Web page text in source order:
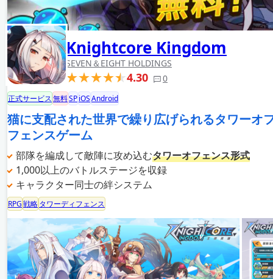
Knightcore Kingdom
SEVEN＆EIGHT HOLDINGS
4.30 0
正式サービス無料SPiOSAndroid
猫に支配された世界で繰り広げられるタワーオ
フェンスゲーム
部隊を編成して敵陣に攻め込むタワーオフェンス形式
1,000以上のバトルステージを収録
キャラクター同士の絆システム
RPG戦略タワーディフェンス